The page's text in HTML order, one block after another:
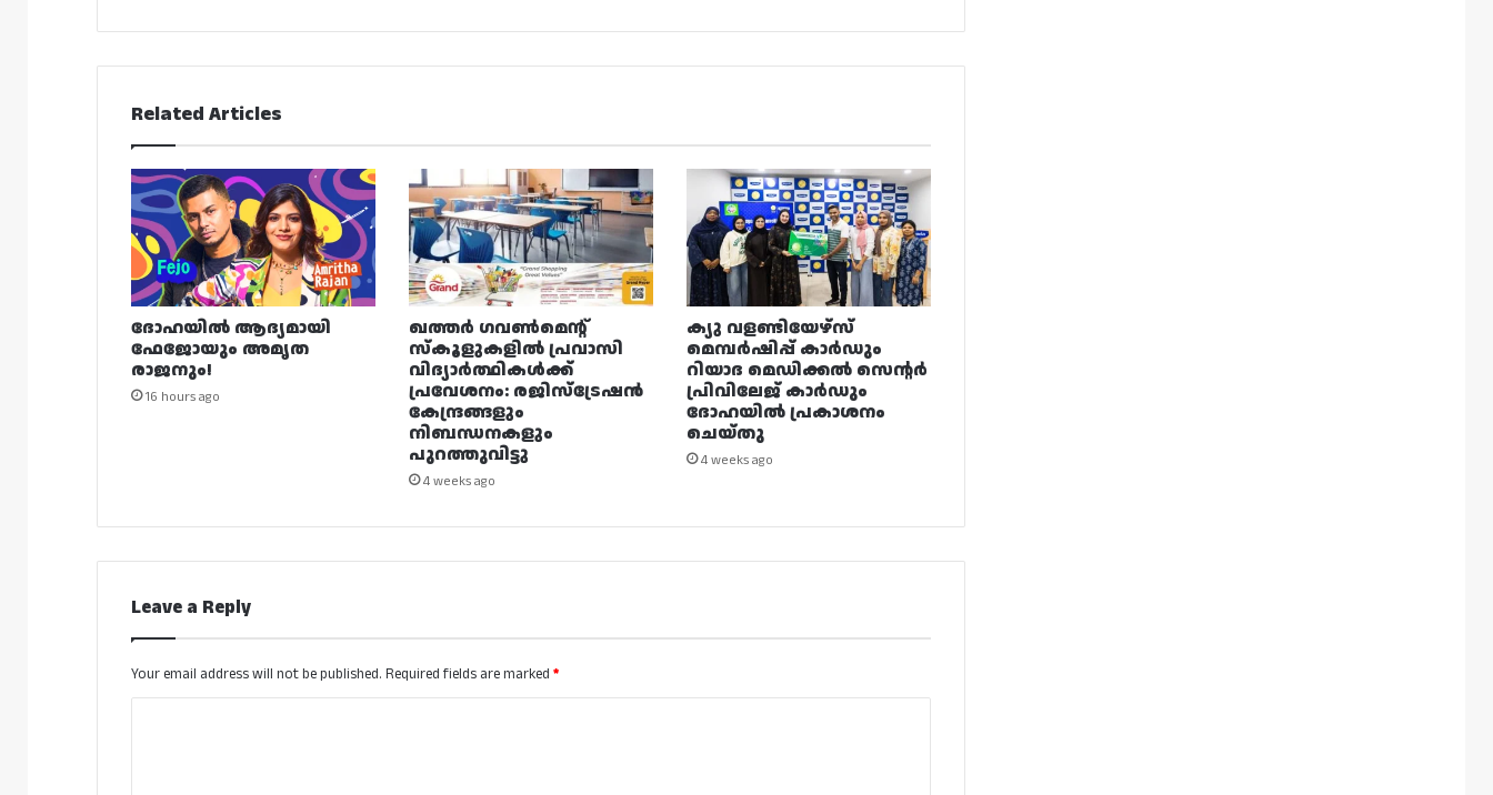
Related Articles
ദോഹയിൽ ആദ്യമായി
ഫേജോയും അമൃത
രാജനും!
16 hours ago
ഖത്തർ ഗവൺമെന്റ്
സ്കൂളുകളിൽ പ്രവാസി
വിദ്യാർത്ഥികൾക്ക്
പ്രവേശനം: രജിസ്ട്രേഷൻ
കേന്ദ്രങ്ങളും
നിബന്ധനകളും
പുറത്തുവിട്ടു
4 weeks ago
ക്യു വളണ്ടിയേഴ്‌സ്
മെമ്പർഷിപ്പ് കാർഡും
റിയാദ മെഡിക്കൽ സെന്റർ
പ്രിവിലേജ് കാർഡും
ദോഹയിൽ പ്രകാശനം
ചെയ്തു
4 weeks ago
Leave a Reply
Your email address will not be published. Required fields are marked *